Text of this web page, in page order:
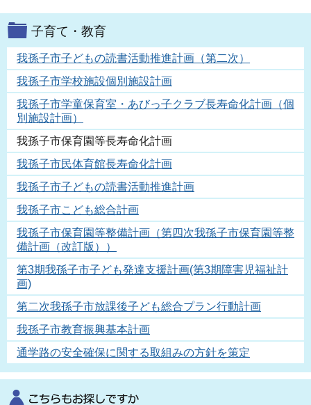
子育て・教育
我孫子市子どもの読書活動推進計画（第二次）
我孫子市学校施設個別施設計画
我孫子市学童保育室・あびっ子クラブ長寿命化計画（個
別施設計画）
我孫子市保育園等長寿命化計画
我孫子市民体育館長寿命化計画
我孫子市子どもの読書活動推進計画
我孫子市こども総合計画
我孫子市保育園等整備計画（第四次我孫子市保育園等整
備計画（改訂版））
第3期我孫子市子ども発達支援計画(第3期障害児福祉計
画)
第二次我孫子市放課後子ども総合プラン行動計画
我孫子市教育振興基本計画
通学路の安全確保に関する取組みの方針を策定